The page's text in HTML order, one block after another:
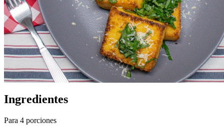
Ingredientes
Para 4 porciones